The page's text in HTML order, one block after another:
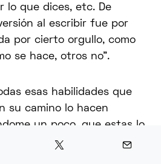
lo que dices, etc. De
al escribir fue por
por cierto orgullo, como
se hace, otros no”.
esas habilidades que
su camino lo hacen
un poco, que estas lo
un poco más, son sólo